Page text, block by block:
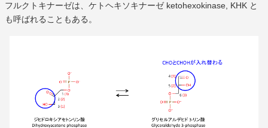
フルクトキナーゼは、ケトヘキソキナーゼ ketohexokinase, KHK と
も呼ばれることもある。